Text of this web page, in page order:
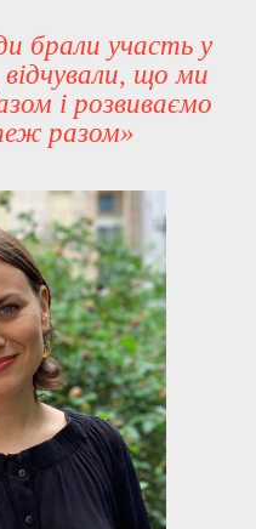
брали участь у
що ми
і розвиваємо
разом»